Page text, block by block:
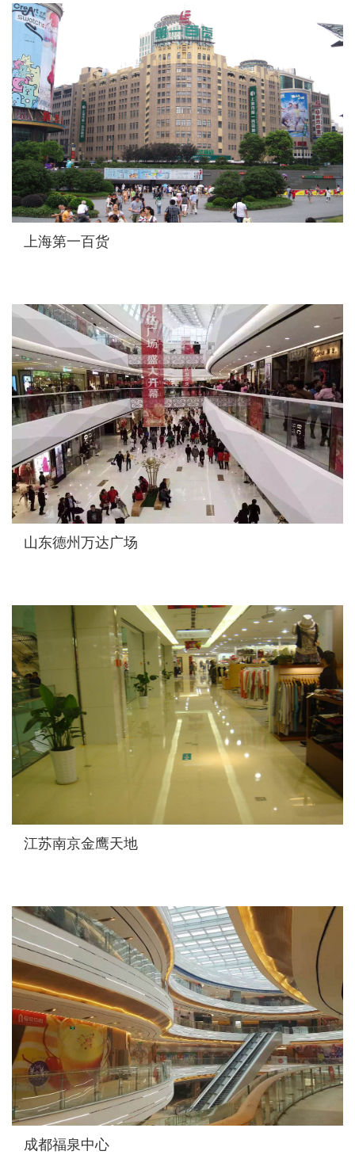
上海第一百货
山东德州万达广场
江苏南京金鹰天地
成都福泉中心